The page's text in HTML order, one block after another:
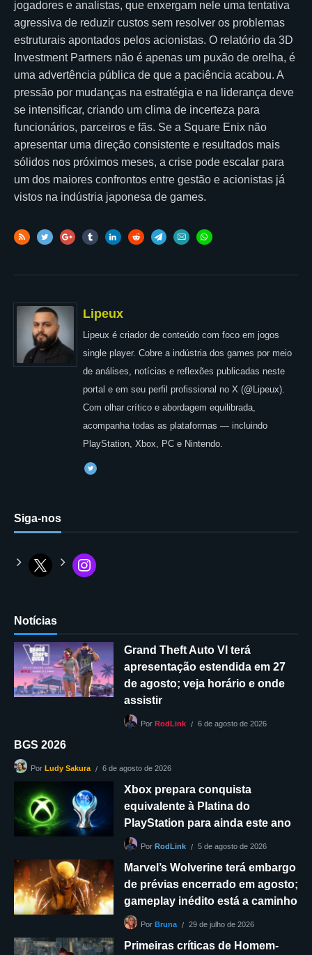
jogadores e analistas, que enxergam nele uma tentativa
agressiva de reduzir custos sem resolver os problemas
estruturais apontados pelos acionistas. O relatório da 3D
Investment Partners não é apenas um puxão de orelha, é
uma advertência pública de que a paciência acabou. A
pressão por mudanças na estratégia e na liderança deve
se intensificar, criando um clima de incerteza para
funcionários, parceiros e fãs. Se a Square Enix não
apresentar uma direção consistente e resultados mais
sólidos nos próximos meses, a crise pode escalar para
um dos maiores confrontos entre gestão e acionistas já
vistos na indústria japonesa de games.
Lipeux
Lipeux é criador de conteúdo com foco em jogos
single player. Cobre a indústria dos games por meio
de análises, notícias e reflexões publicadas neste
portal e em seu perfil profissional no X (@Lipeux).
Com olhar crítico e abordagem equilibrada,
acompanha todas as plataformas — incluindo
PlayStation, Xbox, PC e Nintendo.
Siga-nos
Notícias
Grand Theft Auto VI terá
apresentação estendida em 27
de agosto; veja horário e onde
assistir
Por RodLink 6 de agosto de 2026
BGS 2026
Por Ludy Sakura 6 de agosto de 2026
Xbox prepara conquista
equivalente à Platina do
PlayStation para ainda este ano
Por RodLink 5 de agosto de 2026
Marvel’s Wolverine terá embargo
de prévias encerrado em agosto;
gameplay inédito está a caminho
Por Bruna 29 de julho de 2026
Primeiras críticas de Homem-